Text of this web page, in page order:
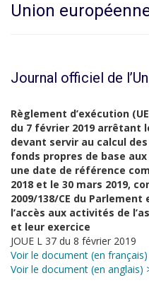
Union
Journal officiel de
Règlement d’exécution
du 7 février 2019 arrêtant
devant servir au calcul
fonds propres de base
une date de référence
2018 et le 30 mars 2019,
2009/138/CE du
l’accès aux activités de
et leur exercice
JOUE L 37 du 8 février 2019
Voir le document (en
Voir le document (en anglais)